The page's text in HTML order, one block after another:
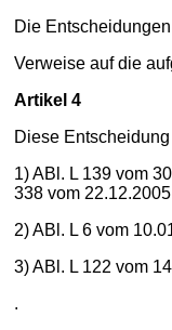
Die
Verweise auf die
Artikel 4
Diese
1) ABl. L 139 vom
338 vom
2) ABl. L 6 vom
3) ABl. L 122 vom
.